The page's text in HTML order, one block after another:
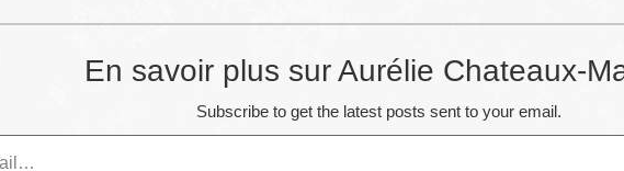
En savoir plus sur Aurélie Chateaux-
Subscribe to get the latest posts sent to your email.